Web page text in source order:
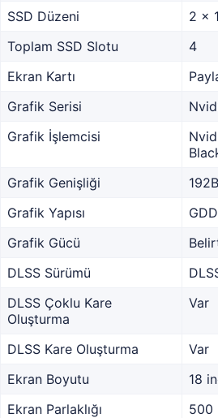
SSD Düzeni
2 x
Toplam SSD Slotu
4
Ekran Kartı
Grafik Serisi
Grafik İşlemcisi
Grafik Genişliği
Grafik Yapısı
Grafik Gücü
DLSS Sürümü
DLSS Çoklu Kare
Oluşturma
Var
DLSS Kare Oluşturma
Var
Ekran Boyutu
18
Ekran Parlaklığı
500